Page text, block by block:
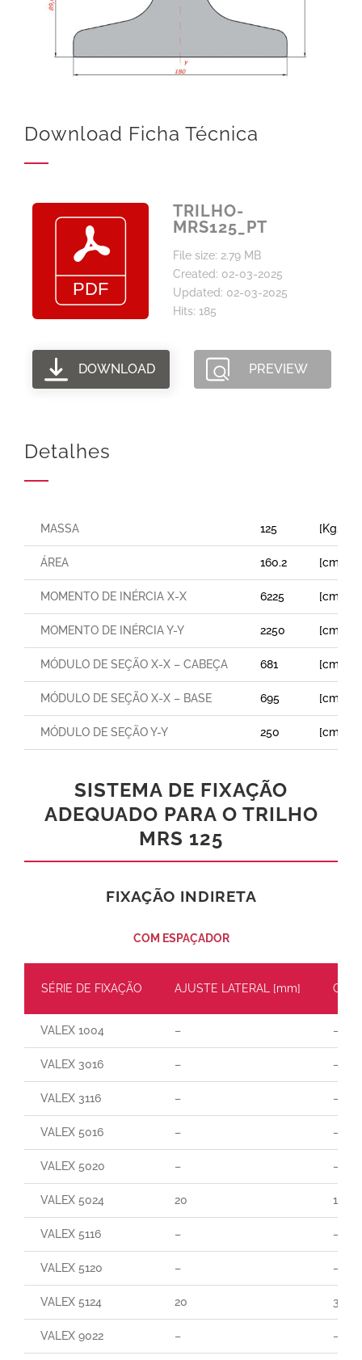
Download Ficha Técnica
TRILHO-
MRS125_PT
File size: 2.79 MB
Created: 02-03-2025
Updated: 02-03-2025
Hits: 185
DOWNLOAD PREVIEW
Detalhes
MASSA 125 [Kg/m]
ÁREA 160.2 [cm²]
MOMENTO DE INÉRCIA X-X 6225 [cm⁴]
MOMENTO DE INÉRCIA Y-Y 2250 [cm⁴]
MÓDULO DE SEÇÃO X-X – CABEÇA 681 [cm³]
MÓDULO DE SEÇÃO X-X – BASE 695 [cm³]
MÓDULO DE SEÇÃO Y-Y 250 [cm³]
SISTEMA DE FIXAÇÃO
ADEQUADO PARA O TRILHO
MRS 125
FIXAÇÃO INDIRETA
COM ESPAÇADOR
SÉRIE DE FIXAÇÃO AJUSTE LATERAL [mm]
VALEX 1004 – –
VALEX 3016 – –
VALEX 3116 – –
VALEX 5016 – –
VALEX 5020 – –
VALEX 5024 20 190
VALEX 5116 – –
VALEX 5120 – –
VALEX 5124 20 300
VALEX 9022 – –